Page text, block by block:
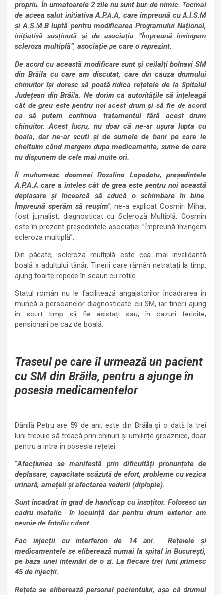
propriu. În urmatoarele 2 zile nu sunt bun de nimic. Tocmai
de aceea salut inițiativa A.P.A.A, care împreună cu A.I.S.M
și A.S.M.B luptă pentru modificarea Programului Național,
inițiativă susținută și de asociația ”Împreună învingem
scleroza multiplă”, asociație pe care o reprezint.
De acord cu această modificare sunt și ceilalți bolnavi SM
din Brăila cu care am discutat, care din cauza drumului
chinuitor își doresc să poată ridica rețetele de la Spitalul
Județean din Brăila. Ne dorim ca autoritățile să înțeleagă
cât de greu este pentru noi acest drum și să fie de acord
ca să putem continua tratamentul fără acest drum
chinuitor. Acest lucru, nu doar că ne-ar ușura lupta cu
boala, dar ne-ar scuti și de sumele de bani pe care le
cheltuim când mergem dupa medicamente, sume de care
nu dispunem de cele mai multe ori.
Îi multumesc doamnei Rozalina Lapadatu, președintele
A.P.A.A care a înteles cât de grea este pentru noi această
deplasare și încearcă să aducă o schimbare în bine.
Împreună sperăm să reușim”, ne-a explicat Cosmin Mihai,
fost jurnalist, diagnosticat cu Scleroză Multiplă. Cosmin
este în prezent președintele asociației ”Împreună învingem
scleroza multiplă”.
Din păcate, scleroza multiplă este cea mai invalidantă
boală a adultului tânăr. Tinerii care rămân netratați la timp,
ajung foarte repede în scaun cu rotile.
Statul român nu le facilitează angajatorilor încadrarea în
muncă a persoanelor diagnosticate cu SM, iar tinerii ajung
în scurt timp să fie asistați sau, în cazuri fericite,
pensionari pe caz de boală.
Traseul pe care îl urmează un pacient
cu SM din Brăila, pentru a ajunge în
posesia medicamentelor
Dănilă Petru are 59 de ani, este din Brăila și o dată la trei
luni trebuie să treacă prin chinuri și umilințe groaznice, doar
pentru a intra în posesia rețetei.
”Afecțiunea se manifestă prin dificultăți pronunțate de
deplasare, capacitate scăzută de efort, probleme cu vezica
urinară, amețeli și afectarea vederii (diplopie).
Sunt încadrat în grad de handicap cu însoțitor. Folosesc un
cadru matalic în locuință dar pentru drum exterior am
nevoie de fotoliu rulant.
Fac injecții cu interferon de 14 ani. Rețelele și
medicamentele se eliberează numai la spital în București,
pe baza unei internări de o zi. La fiecare trei luni primesc
45 de injecții.
Rețeta se eliberează personal pacientului, așa că drumul